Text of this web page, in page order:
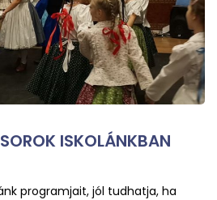
ISKOLÁNKBAN
programjait, jól tudhatja, ha